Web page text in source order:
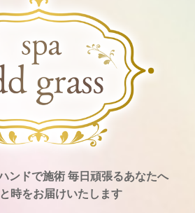
ンドで施術 毎日頑張るあなたへ
時をお届けいたします